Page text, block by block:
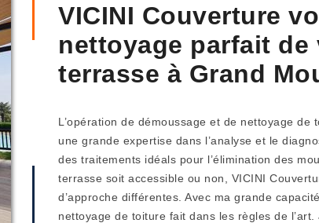
VICINI Couverture
nettoyage parfait
terrasse à Grand
L’opération de démoussage et de nettoyage
une grande expertise dans l’analyse et le
des traitements idéals pour l’élimination des
terrasse soit accessible ou non, VICINI
d’approche différentes. Avec ma grande
nettoyage de toiture fait dans les règles de